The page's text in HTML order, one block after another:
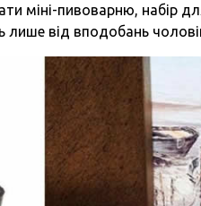
міні-пивоварню, набір
від вподобань